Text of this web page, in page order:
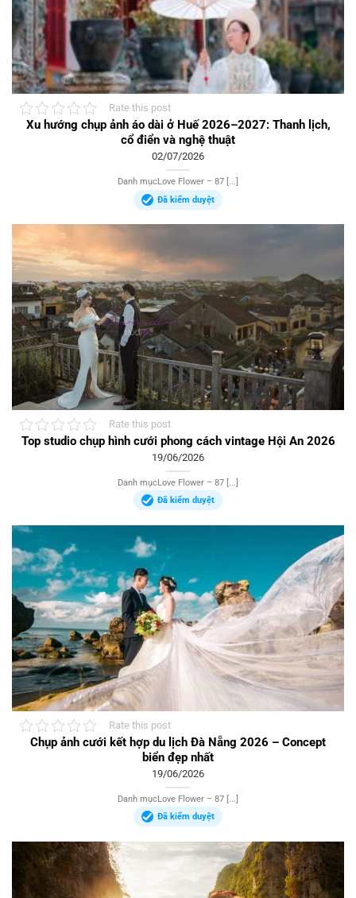
Rate this post
Xu hướng chụp ảnh áo dài ở Huế 2026–2027: Thanh lịch,
cổ điển và nghệ thuật
02/07/2026
Danh mụcLove Flower – 87 [...]
Đã kiểm duyệt
Rate this post
Top studio chụp hình cưới phong cách vintage Hội An 2026
19/06/2026
Danh mụcLove Flower – 87 [...]
Đã kiểm duyệt
Rate this post
Chụp ảnh cưới kết hợp du lịch Đà Nẵng 2026 – Concept
biển đẹp nhất
19/06/2026
Danh mụcLove Flower – 87 [...]
Đã kiểm duyệt